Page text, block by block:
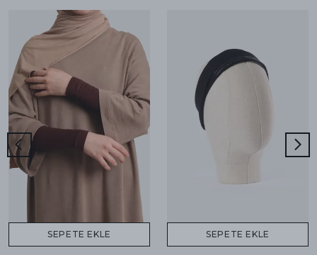
SEPETE EKLE SEPETE EKLE